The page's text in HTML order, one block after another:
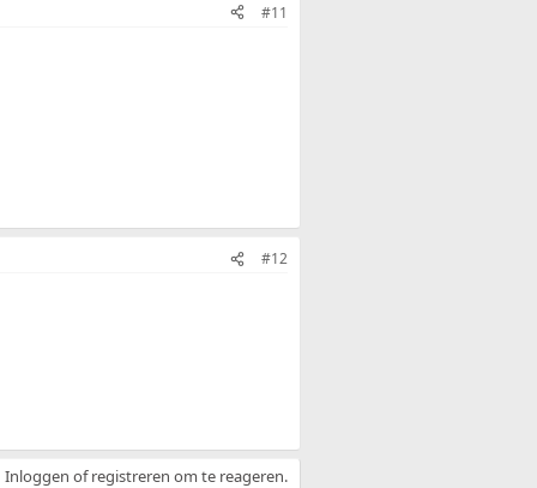
#11
#12
Inloggen of registreren om te reageren.